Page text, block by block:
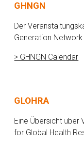
GHNGN
Der
Generation
> GHNGN Calendar
GLOHRA
Eine Übersicht über
for Global Health